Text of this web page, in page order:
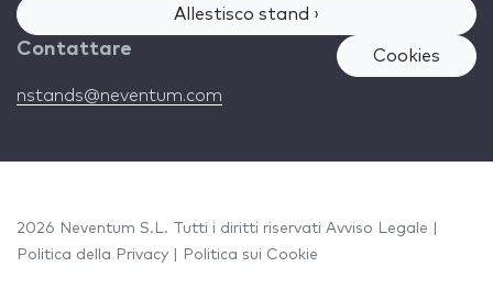
Allestisco stand ›
Contattare
nstands@neventum.com
Cookies
2026 Neventum S.L. Tutti i diritti riservati Avviso Legale
Politica della Privacy
Politica sui Cookie